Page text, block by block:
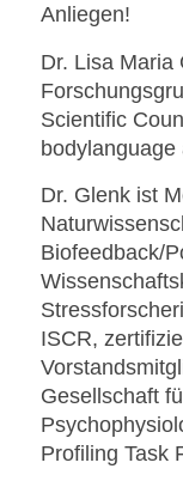
Anliegen!
Dr. Lisa Maria
Scientific
bodylanguage
Dr. Glenk ist
Biofeedback/
ISCR,
Gesellschaft
Profiling Task